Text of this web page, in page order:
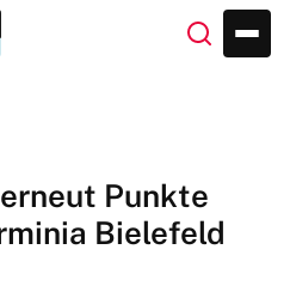
Punkte
Bielefeld